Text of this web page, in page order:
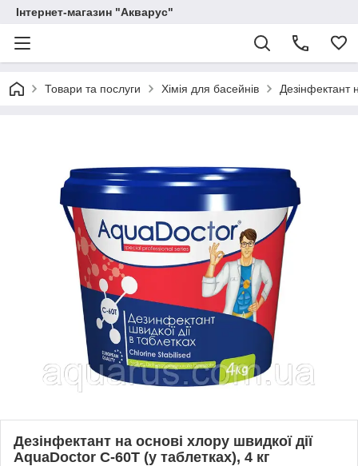
Інтернет-магазин "Акварус"
Товари та послуги Хімія для басейнів Дезінфектант
Дезінфектант на основі хлору швидкої дії
AquaDoctor C-60T (у таблетках), 4 кг